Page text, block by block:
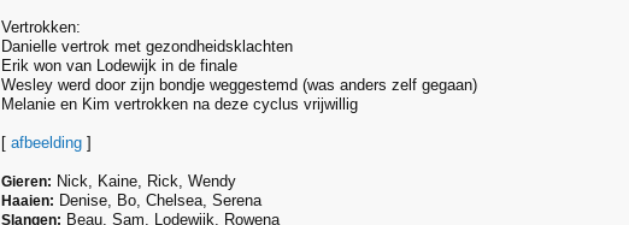
Vertrokken:
Danielle vertrok met gezondheidsklachten
Erik won van Lodewijk in de finale
Wesley werd door zijn bondje weggestemd (was anders zelf gegaan)
Melanie en Kim vertrokken na deze cyclus vrijwillig
[ afbeelding ]
Gieren: Nick, Kaine, Rick, Wendy
Haaien: Denise, Bo, Chelsea, Serena
Slangen: Beau, Sam, Lodewijk, Rowena